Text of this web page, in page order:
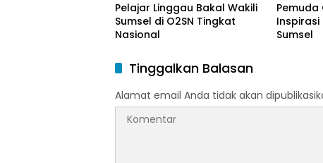
Pelajar Linggau Bakal Wakili
Sumsel di O2SN Tingkat
Nasional
Pemuda
Inspirasi
Sumsel
Tinggalkan Balasan
Alamat email Anda tidak akan